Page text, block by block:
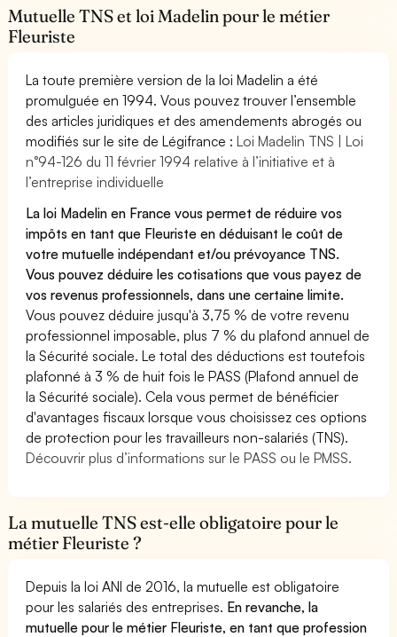
Mutuelle TNS et loi Madelin pour le métier
Fleuriste
La toute première version de la loi Madelin a été
promulguée en 1994. Vous pouvez trouver l’ensemble
des articles juridiques et des amendements abrogés ou
modifiés sur le site de Légifrance :Loi Madelin TNS | Loi
n°94-126 du 11 février 1994 relative à l’initiative et à
l’entreprise individuelle
La loi Madelin en France vous permet de réduire vos
impôts en tant que Fleuriste en déduisant le coût de
votre mutuelle indépendant et/ou prévoyance TNS.
Vous pouvez déduire les cotisations que vous payez de
vos revenus professionnels, dans une certaine limite.
Vous pouvez déduire jusqu'à 3,75 % de votre revenu
professionnel imposable, plus 7 % du plafond annuel de
la Sécurité sociale. Le total des déductions est toutefois
plafonné à 3 % de huit fois le PASS (Plafond annuel de
la Sécurité sociale). Cela vous permet de bénéficier
d'avantages fiscaux lorsque vous choisissez ces options
de protection pour les travailleurs non-salariés (TNS).
Découvrir plus d’informations sur le PASS ou le PMSS.
La mutuelle TNS est-elle obligatoire pour le
métier Fleuriste ?
Depuis la loi ANI de 2016, la mutuelle est obligatoire
pour les salariés des entreprises. En revanche, la
mutuelle pour le métier Fleuriste, en tant que profession